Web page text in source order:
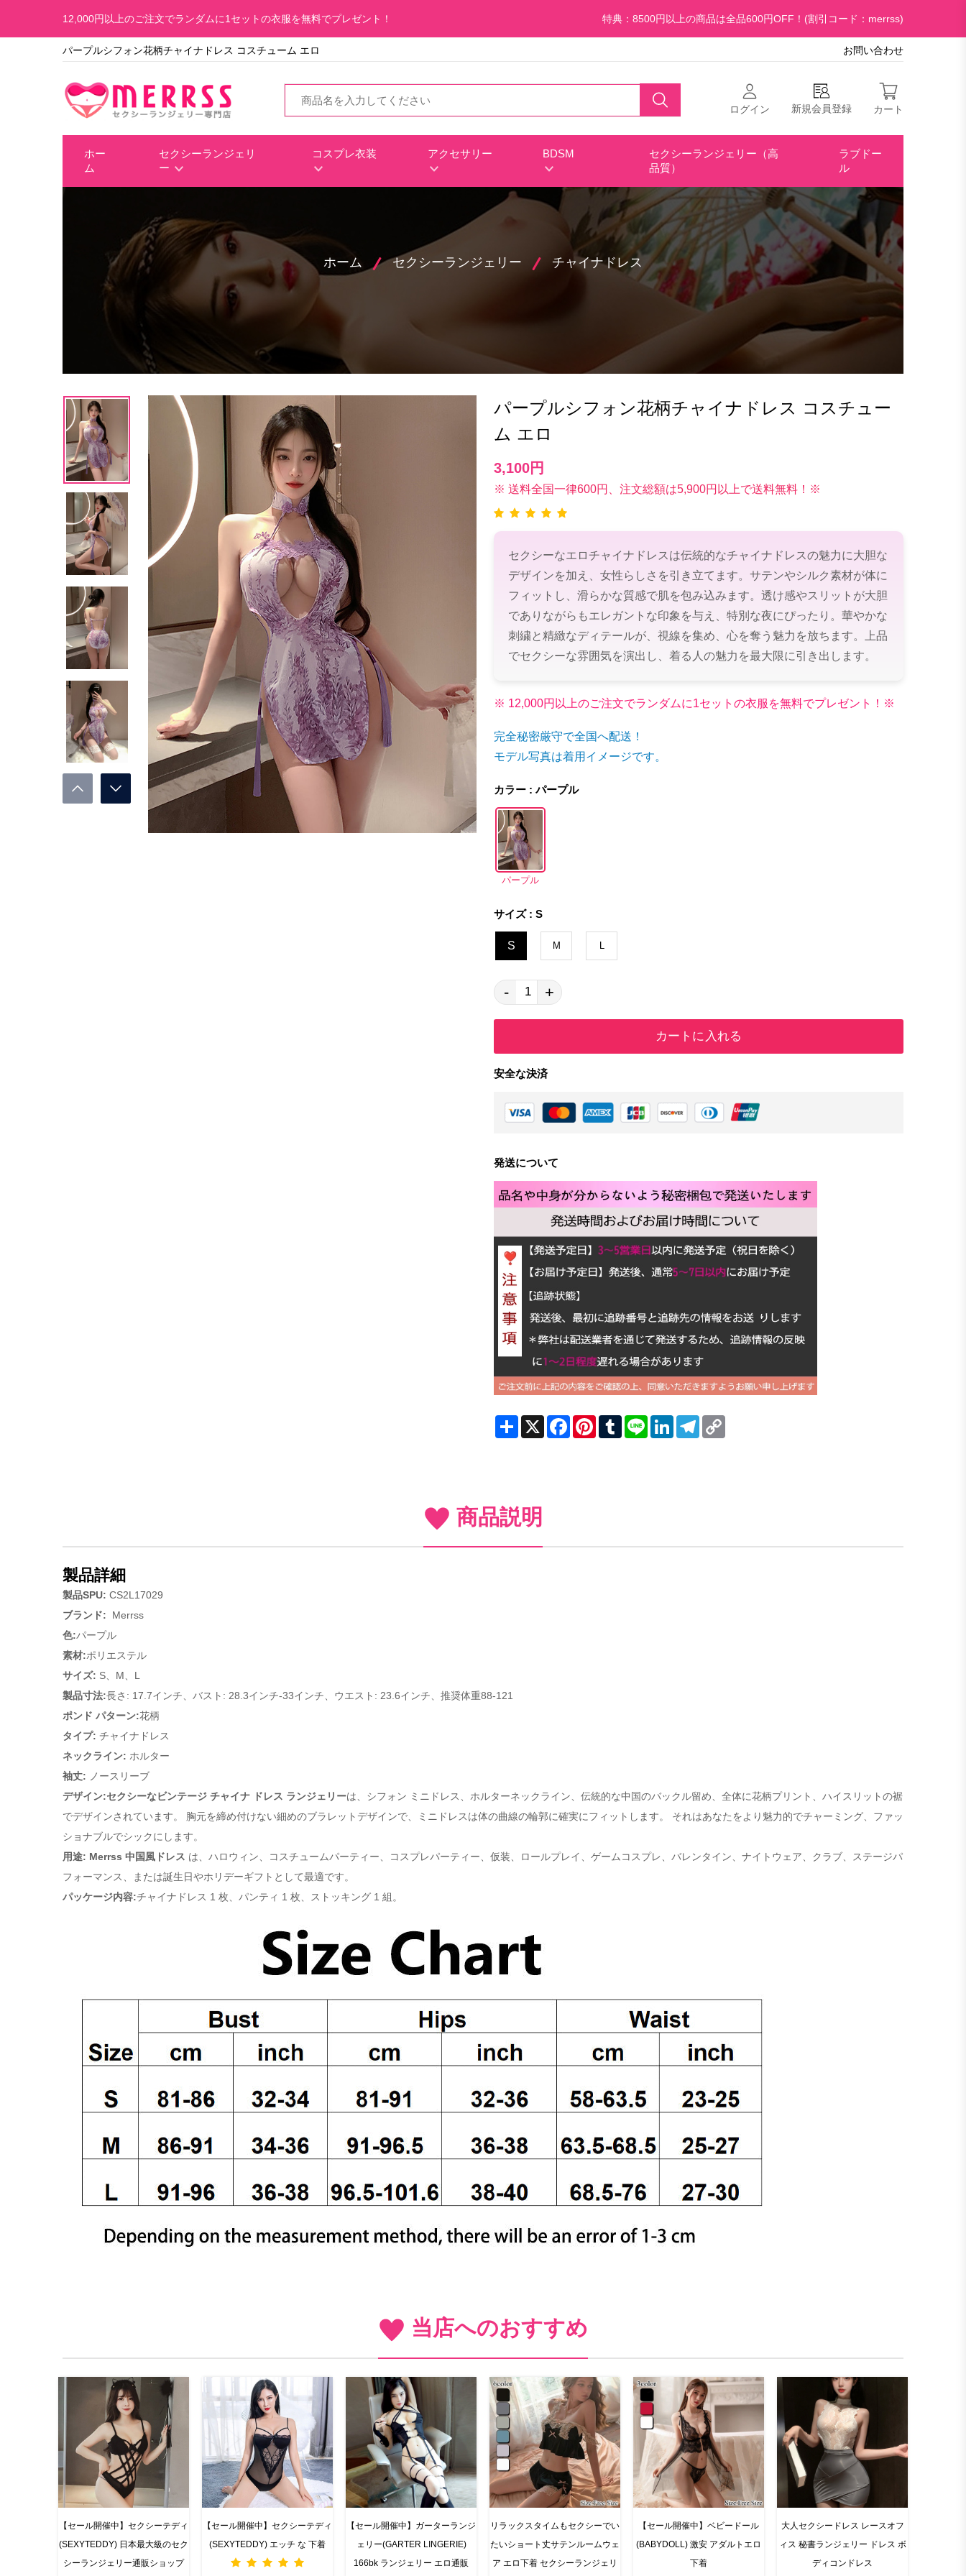
12,000円以上のご注文でランダムに1セットの衣服を無料でプレゼント！ 特典：8500円以上の商品は全品600円OFF！(割引コード：merrss)
パープルシフォン花柄チャイナドレス コスチューム エロ お問い合わせ
ログイン 新規会員登録 カート
ホー
ム
セクシーランジェリ
ー
コスプレ衣装 アクセサリー BDSM
セクシーランジェリー（高
品質）
ラブドー
ル
ホーム セクシーランジェリー チャイナドレス
パープルシフォン花柄チャイナドレス コスチュー
ム エロ
3,100円
※ 送料全国一律600円、注文総額は5,900円以上で送料無料！※
セクシーなエロチャイナドレスは伝統的なチャイナドレスの魅力に大胆な
デザインを加え、女性らしさを引き立てます。サテンやシルク素材が体に
フィットし、滑らかな質感で肌を包み込みます。透け感やスリットが大胆
でありながらもエレガントな印象を与え、特別な夜にぴったり。華やかな
刺繍と精緻なディテールが、視線を集め、心を奪う魅力を放ちます。上品
でセクシーな雰囲気を演出し、着る人の魅力を最大限に引き出します。
※ 12,000円以上のご注文でランダムに1セットの衣服を無料でプレゼント！※
完全秘密厳守で全国へ配送！
モデル写真は着用イメージです。
カラー : パープル
パープル
サイズ : S
S M
- +
カートに入れる
安全な決済
発送について
ShareX FacebookPinterestTumblrLine LinkedInTelegram
商品説明
製品詳細
製品SPU: CS2L17029
ブランド: Merrss
色:パープル
素材:ポリエステル
サイズ: S、M、L
製品寸法:長さ: 17.7インチ、バスト: 28.3インチ-33インチ、ウエスト: 23.6インチ、推奨体重88-121
ポンド パターン:花柄
タイプ: チャイナドレス
ネックライン: ホルター
袖丈: ノースリーブ
デザイン:セクシーなビンテージ チャイナ ドレス ランジェリーは、シフォン ミニドレス、ホルターネックライン、伝統的な中国のバックル留め、全体に花柄プリント、ハイスリットの裾
でデザインされています。 胸元を締め付けない細めのブラレットデザインで、ミニドレスは体の曲線の輪郭に確実にフィットします。 それはあなたをより魅力的でチャーミング、ファッ
ショナブルでシックにします。
用途: Merrss 中国風ドレス は、ハロウィン、コスチュームパーティー、コスプレパーティー、仮装、ロールプレイ、ゲームコスプレ、バレンタイン、ナイトウェア、クラブ、ステージパ
フォーマンス、または誕生日やホリデーギフトとして最適です。
パッケージ内容:チャイナドレス 1 枚、 パンティ 1 枚、ストッキング 1 組。
当店へのおすすめ
【セール開催中】セクシーテディ
(SEXYTEDDY) 日本最大級のセク
シーランジェリー通販ショップ
【セール開催中】セクシーテディ
(SEXYTEDDY) エッチ な 下着
【セール開催中】ガーターランジ
ェリー(GARTER LINGERIE)
166bk ランジェリー エロ通販
リラックスタイムもセクシーでい
たいショート丈サテンルームウェ
ア エロ下着 セクシーランジェリ
【セール開催中】ベビードール
(BABYDOLL) 激安 アダルトエロ
下着
大人セクシードレス レースオフ
ィス 秘書ランジェリー ドレス ボ
ディコンドレス